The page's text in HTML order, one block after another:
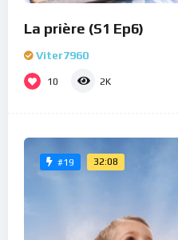
La prière (S1 Ep6)
Viter7960
10 2K
#19 32:08